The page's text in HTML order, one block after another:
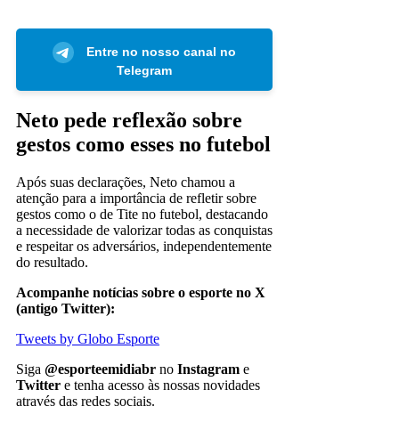
Entre no nosso canal no
Telegram
Neto pede reflexão sobre
gestos como esses no futebol
Após suas declarações, Neto chamou a
atenção para a importância de refletir sobre
gestos como o de Tite no futebol, destacando
a necessidade de valorizar todas as conquistas
e respeitar os adversários, independentemente
do resultado.
Acompanhe notícias sobre o esporte no X
(antigo Twitter):
Tweets by Globo Esporte
Siga @esporteemidiabr no Instagram e
Twitter e tenha acesso às nossas novidades
através das redes sociais.